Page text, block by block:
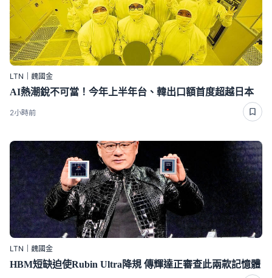
LTN｜魏國金
AI熱潮銳不可當！今年上半年台、韓出口額首度超越日本
2小時前
LTN｜魏國金
HBM短缺迫使Rubin Ultra降規 傳輝達正審查此兩款記憶體